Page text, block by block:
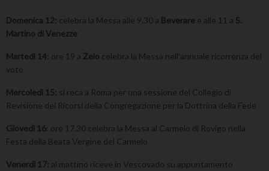
Domenica 12: celebra la Messa alle 9.30 a Beverare e alle 11 a S.
Martino di Venezze
Martedì 14: ore 19 a Zelo celebra la Messa nell’annuale ricorrenza del
voto
Mercoledì 15: si reca a Roma per una sessione del Collegio di
Revisione dei Ricorsi della Congregazione per la Dottrina della Fede
Giovedì 16: ore 17.30 celebra la Messa al Carmelo di Rovigo nella
Festa della Beata Vergine del Carmelo
Venerdì 17: al mattino riceve in Vescovado su appuntamento